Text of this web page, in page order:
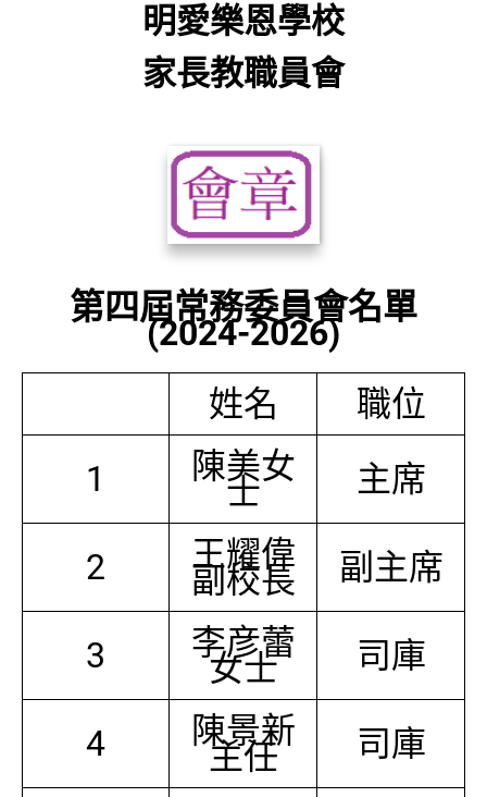
明愛樂恩學校
家長教職員會
第四屆常務委員會名單
(2024-2026)
姓名
職位
1
陳美女
士 主席
2 王耀偉
副校長 副主席
3 李彦蕾
女士 司庫
4 陳景新
主任 司庫